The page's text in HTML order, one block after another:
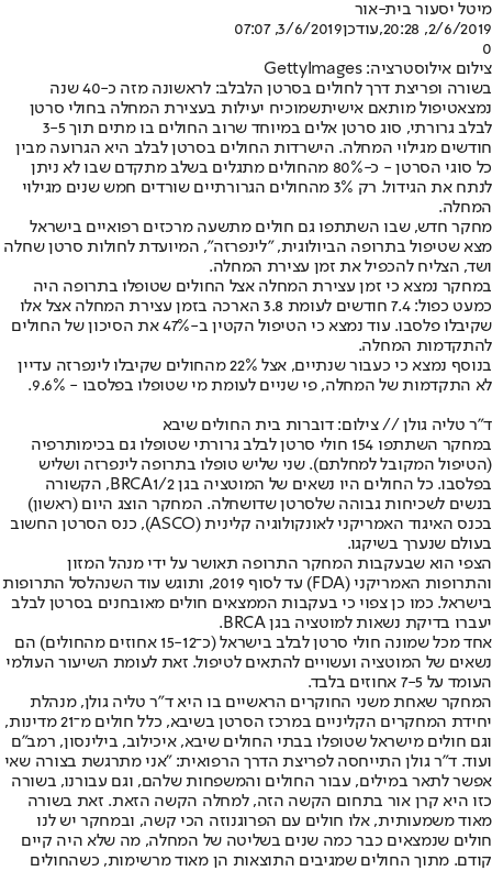
מיטל יסעור בית-אור
2/6/2019, 20:28
,עודכן3/6/2019, 07:07
0
צילום אילוסטרציה: GettyImages
בשורה ופריצת דרך לחולים בסרטן הלבלב: לראשונה מזה כ-40 שנה
נמצאטיפול מותאם אישיתשמוכיח יעילות בעצירת המחלה בחולי סרטן
לבלב גרורתי, סוג סרטן אלים במיוחד שרוב החולים בו מתים תוך 3-5
חודשים מגילוי המחלה. הישרדות החולים בסרטן לבלב היא הגרועה מבין
כל סוגי הסרטן - כ-80% מהחולים מתגלים בשלב מתקדם שבו לא ניתן
לנתח את הגידול. רק 3% מהחולים הגרורתיים שורדים חמש שנים מגילוי
המחלה.
מחקר חדש, שבו השתתפו גם חולים מתשעה מרכזים רפואיים בישראל
מצא שטיפול בתרופה הביולוגית, "לינפרזה", המיועדת לחולות סרטן שחלה
ושד, הצליח להכפיל את זמן עצירת המחלה.
במחקר נמצא כי זמן עצירת המחלה אצל החולים שטופלו בתרופה היה
כמעט כפול: 7.4 חודשים לעומת 3.8 הארכה בזמן עצירת המחלה אצל אלו
שקיבלו פלסבו. עוד נמצא כי הטיפול הקטין ב-47% את הסיכון של החולים
להתקדמות המחלה.
בנוסף נמצא כי כעבור שנתיים, אצל 22% מהחולים שקיבלו לינפרזה עדיין
לא התקדמות של המחלה, פי שניים לעומת מי שטופלו בפלסבו - 9.6%.
ד"ר טליה גולן // צילום: דוברות בית החולים שיבא
במחקר השתתפו 154 חולי סרטן לבלב גרורתי שטופלו גם בכימותרפיה
(הטיפול המקובל למחלתם). שני שליש טופלו בתרופה לינפרזה ושליש
בפלסבו. כל החולים היו נשאים של המוטציה בגן BRCA1/2, הקשורה
בנשים לשכיחות גבוהה שלסרטן שדושחלה. המחקר הוצג היום (ראשון)
בכנס האיגוד האמריקני לאונקולוגיה קלינית (ASCO), כנס הסרטן החשוב
בעולם שנערך בשיקגו.
הצפי הוא שבעקבות המחקר התרופה תאושר על ידי מנהל המזון
והתרופות האמריקני (FDA) עד לסוף 2019, ותוגש עוד השנה
לסל התרופות
בישראל. כמו כן צפוי כי בעקבות הממצאים חולים מאובחנים בסרטן לבלב
יעברו בדיקת נשאות למוטציה בגן BRCA.
אחד מכל שמונה חולי סרטן לבלב בישראל (כ־15-12 אחוזים מהחולים) הם
נשאים של המוטציה ועשויים להתאים לטיפול. זאת לעומת השיעור העולמי
העומד על 7-5 אחוזים בלבד.
המחקר שאחת משני החוקרים הראשיים בו היא ד"ר טליה גולן, מנהלת
יחידת המחקרים הקליניים במרכז הסרטן בשיבא, כלל חולים מ־21 מדינות,
וגם חולים מישראל שטופלו בבתי החולים שיבא, איכילוב, בילינסון, רמב"ם
ועוד. ד"ר גולן התייחסה לפריצת הדרך הרפואית: "אני מתרגשת בצורה שאי
אפשר לתאר במילים, עבור החולים והמשפחות שלהם, וגם עבורנו, בשורה
כזו היא קרן אור בתחום הקשה הזה, למחלה הקשה הזאת. זאת בשורה
מאוד משמעותית, אלו חולים עם הפרוגנוזה הכי קשה, ובמחקר יש לנו
חולים שנמצאים כבר כמה שנים בשליטה של המחלה, מה שלא היה קיים
קודם. מתוך החולים שמגיבים התוצאות הן מאוד מרשימות, כשהחולים